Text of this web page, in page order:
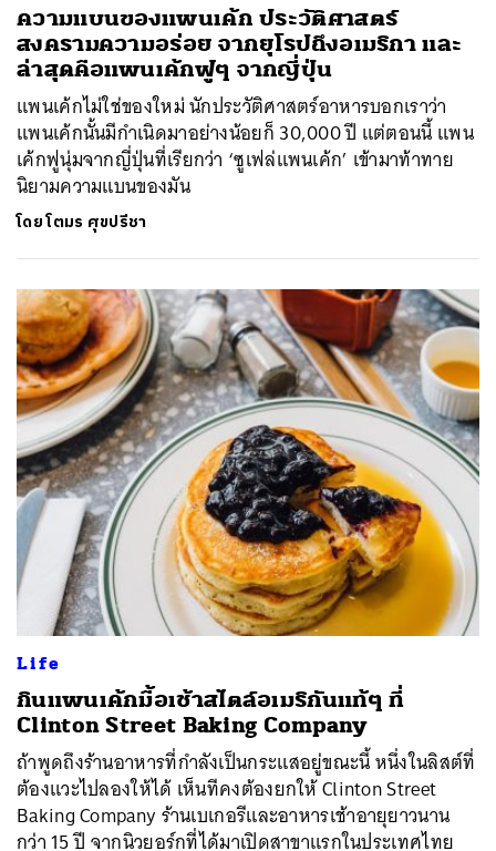
ความแบนของแพนเค้ก ประวัติศาสตร์
สงครามความอร่อย จากยุโรปถึงอเมริกา และ
ล่าสุดคือแพนเค้กฟูๆ จากญี่ปุ่น
แพนเค้กไม่ใช่ของใหม่ นักประวัติศาสตร์อาหารบอกเราว่า
แพนเค้กนั้นมีกำเนิดมาอย่างน้อยก็ 30,000 ปี แต่ตอนนี้ แพน
เค้กฟูนุ่มจากญี่ปุ่นที่เรียกว่า ‘ซูเฟล่แพนเค้ก’ เข้ามาท้าทาย
นิยามความแบนของมัน
โดยโตมร ศุขปรีชา
Life
กินแพนเค้กมื้อเช้าสไตล์อเมริกันแท้ๆ ที่
Clinton Street Baking Company
ถ้าพูดถึงร้านอาหารที่กำลังเป็นกระแสอยู่ขณะนี้ หนึ่งในลิสต์ที่
ต้องแวะไปลองให้ได้ เห็นทีคงต้องยกให้ Clinton Street
Baking Company ร้านเบเกอรีและอาหารเช้าอายุยาวนาน
กว่า 15 ปี จากนิวยอร์กที่ได้มาเปิดสาขาแรกในประเทศไทย
ค้นหา
SHARE TWEET LINE EMAIL